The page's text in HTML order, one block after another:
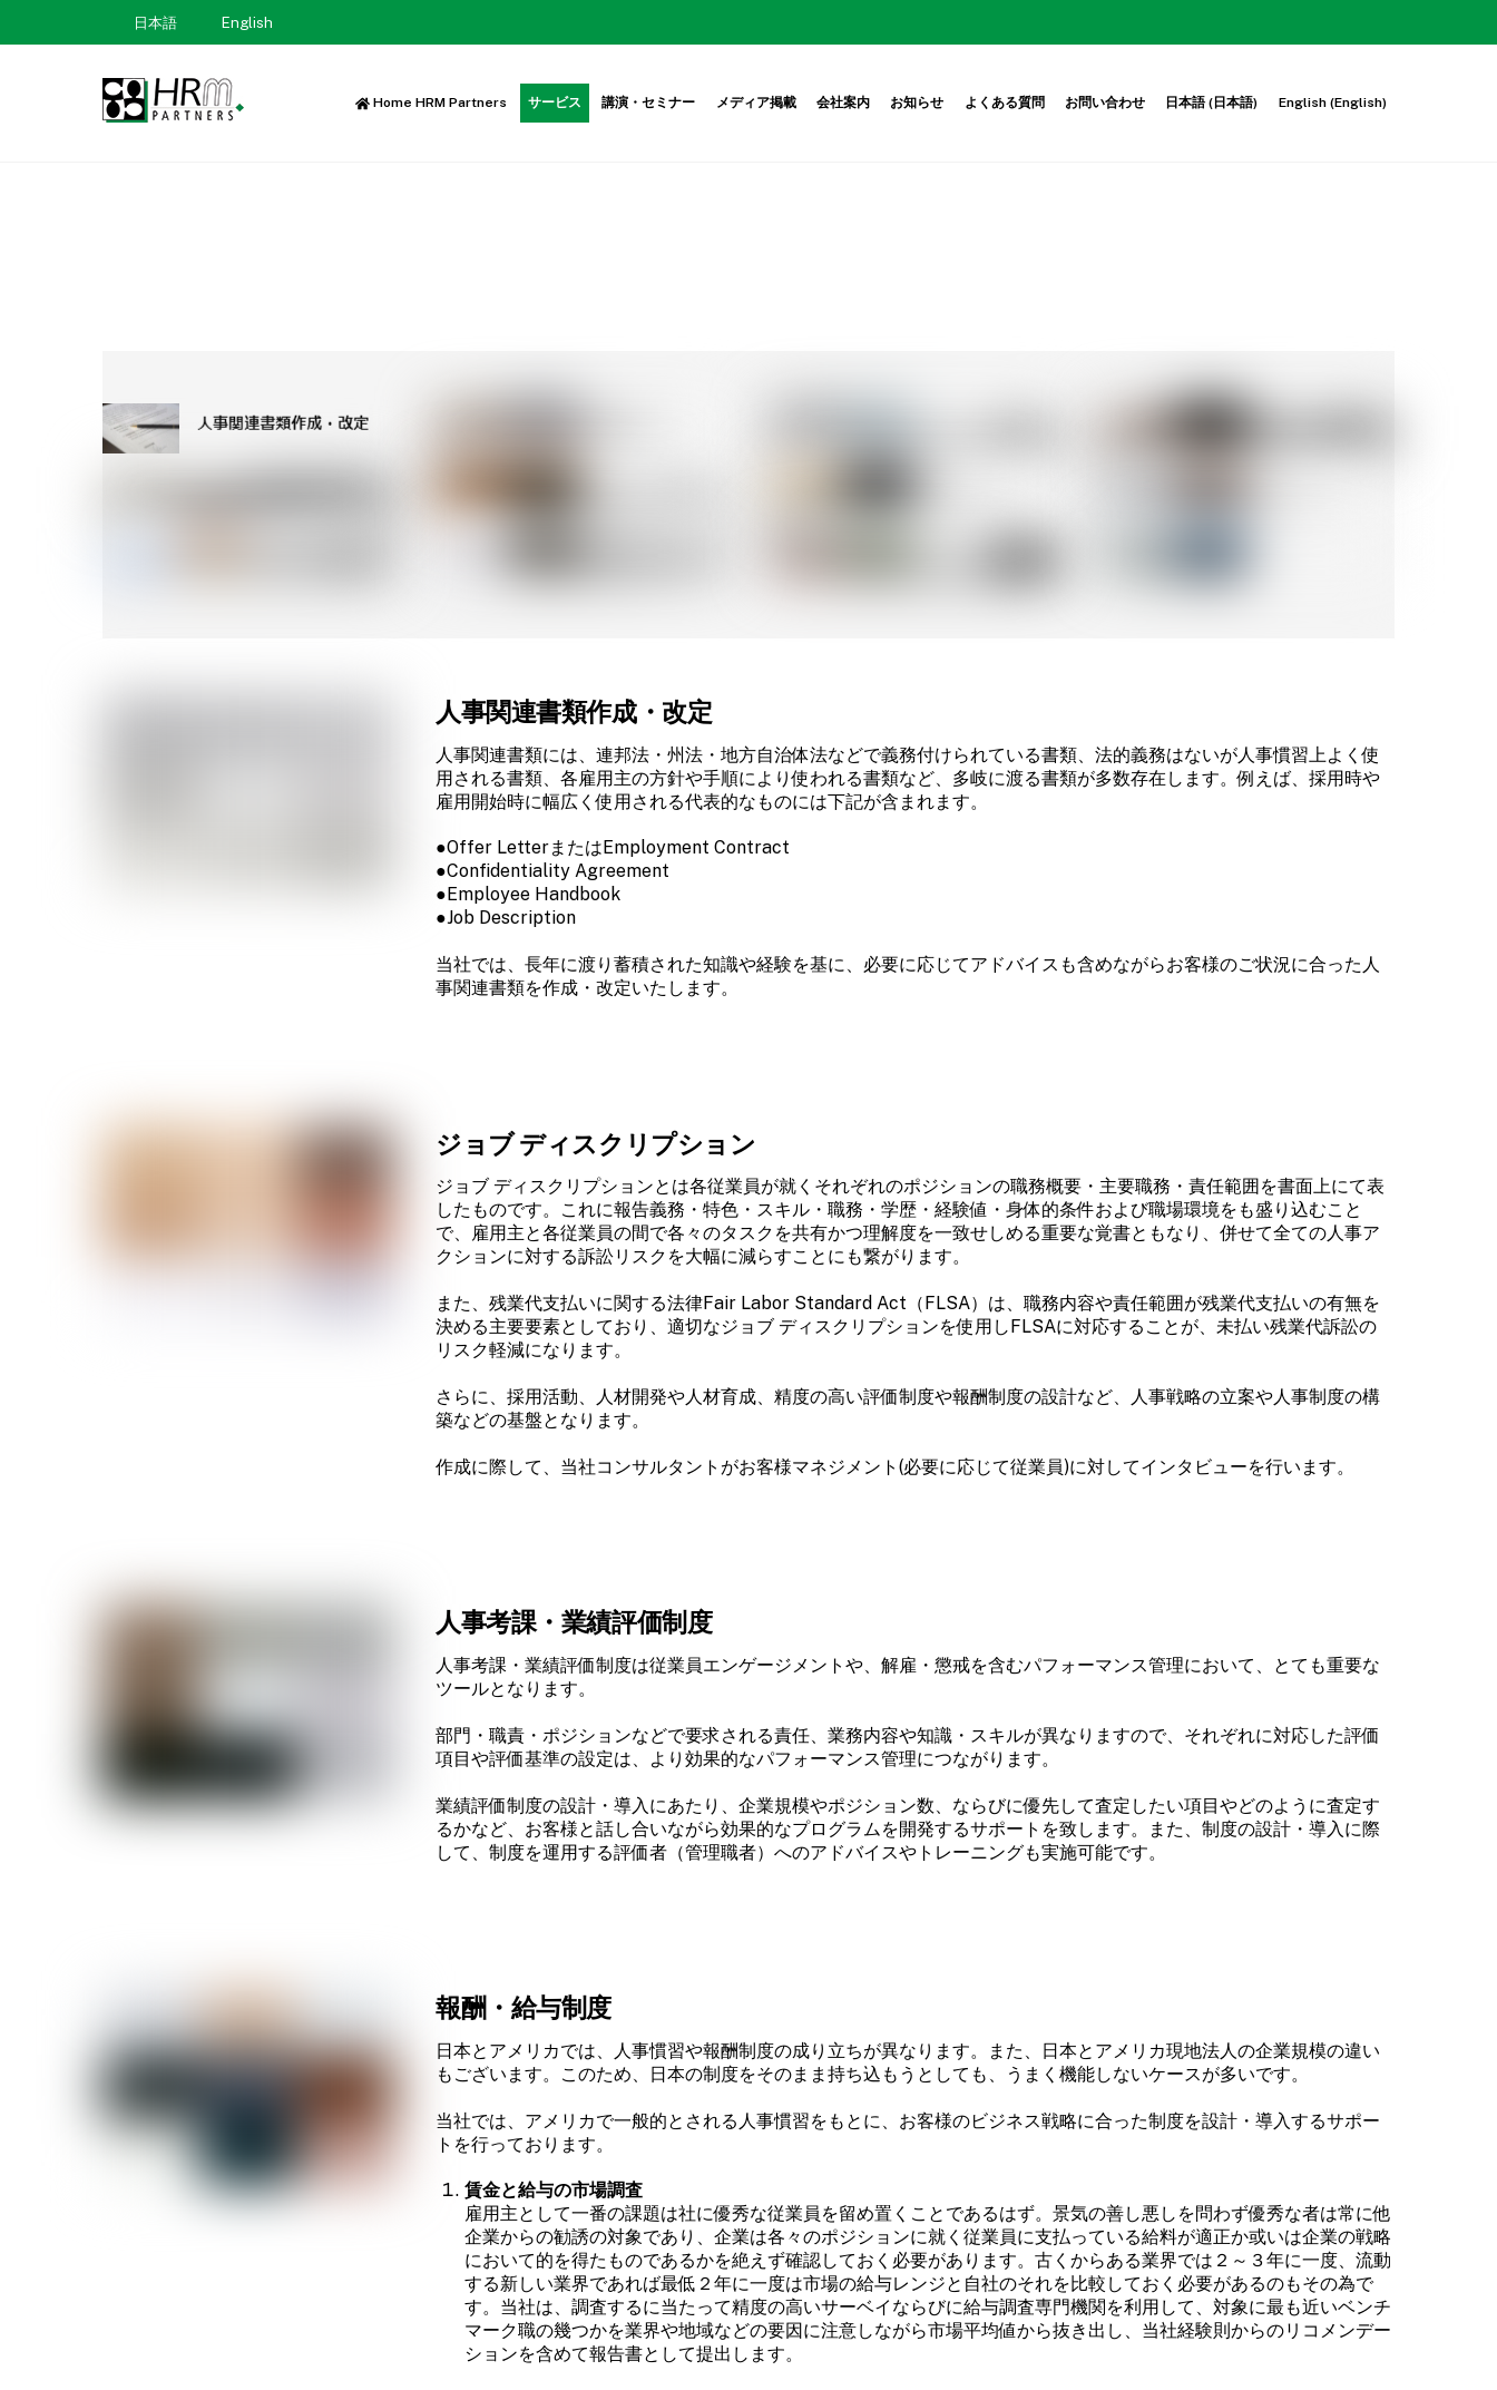
日本語 English
Home HRM Partners サービス 講演・セミナー メディア掲載 会社案内 お知らせ よくある質問 お問い合わせ 日本語( 日本語) English(English)
人事関連書類作成・改定
人事関連書類には、連邦法・州法・地方自治体法などで義務付けられている書類、法的義務はないが人事慣習上よく使
用される書類、各雇用主の方針や手順により使われる書類など、多岐に渡る書類が多数存在します。例えば、採用時や
雇用開始時に幅広く使用される代表的なものには下記が含まれます。
●Offer LetterまたはEmployment Contract
●Confidentiality Agreement
●Employee Handbook
●Job Description
当社では、長年に渡り蓄積された知識や経験を基に、必要に応じてアドバイスも含めながらお客様のご状況に合った人
事関連書類を作成・改定いたします。
ジョブ ディスクリプション
ジョブ ディスクリプションとは各従業員が就くそれぞれのポジションの職務概要・主要職務・責任範囲を書面上にて表
したものです。これに報告義務・特色・スキル・職務・学歴・経験値・身体的条件および職場環境をも盛り込むこと
で、雇用主と各従業員の間で各々のタスクを共有かつ理解度を一致せしめる重要な覚書ともなり、併せて全ての人事ア
クションに対する訴訟リスクを大幅に減らすことにも繋がります。
また、残業代支払いに関する法律Fair Labor Standard Act（FLSA）は、職務内容や責任範囲が残業代支払いの有無を
決める主要要素としており、適切なジョブ ディスクリプションを使用しFLSAに対応することが、未払い残業代訴訟の
リスク軽減になります。
さらに、採用活動、人材開発や人材育成、精度の高い評価制度や報酬制度の設計など、人事戦略の立案や人事制度の構
築などの基盤となります。
作成に際して、当社コンサルタントがお客様マネジメント(必要に応じて従業員)に対してインタビューを行います。
人事考課・業績評価制度
人事考課・業績評価制度は従業員エンゲージメントや、解雇・懲戒を含むパフォーマンス管理において、とても重要な
ツールとなります。
部門・職責・ポジションなどで要求される責任、業務内容や知識・スキルが異なりますので、それぞれに対応した評価
項目や評価基準の設定は、より効果的なパフォーマンス管理につながります。
業績評価制度の設計・導入にあたり、企業規模やポジション数、ならびに優先して査定したい項目やどのように査定す
るかなど、お客様と話し合いながら効果的なプログラムを開発するサポートを致します。また、制度の設計・導入に際
して、制度を運用する評価者（管理職者）へのアドバイスやトレーニングも実施可能です。
報酬・給与制度
日本とアメリカでは、人事慣習や報酬制度の成り立ちが異なります。また、日本とアメリカ現地法人の企業規模の違い
もございます。このため、日本の制度をそのまま持ち込もうとしても、うまく機能しないケースが多いです。
当社では、アメリカで一般的とされる人事慣習をもとに、お客様のビジネス戦略に合った制度を設計・導入するサポー
トを行っております。
賃金と給与の市場調査
雇用主として一番の課題は社に優秀な従業員を留め置くことであるはず。景気の善し悪しを問わず優秀な者は常に他
企業からの勧誘の対象であり、企業は各々のポジションに就く従業員に支払っている給料が適正か或いは企業の戦略
において的を得たものであるかを絶えず確認しておく必要があります。古くからある業界では２～３年に一度、流動
する新しい業界であれば最低２年に一度は市場の給与レンジと自社のそれを比較しておく必要があるのもその為で
す。当社は、調査するに当たって精度の高いサーベイならびに給与調査専門機関を利用して、対象に最も近いベンチ
マーク職の幾つかを業界や地域などの要因に注意しながら市場平均値から抜き出し、当社経験則からのリコメンデー
ションを含めて報告書として提出します。